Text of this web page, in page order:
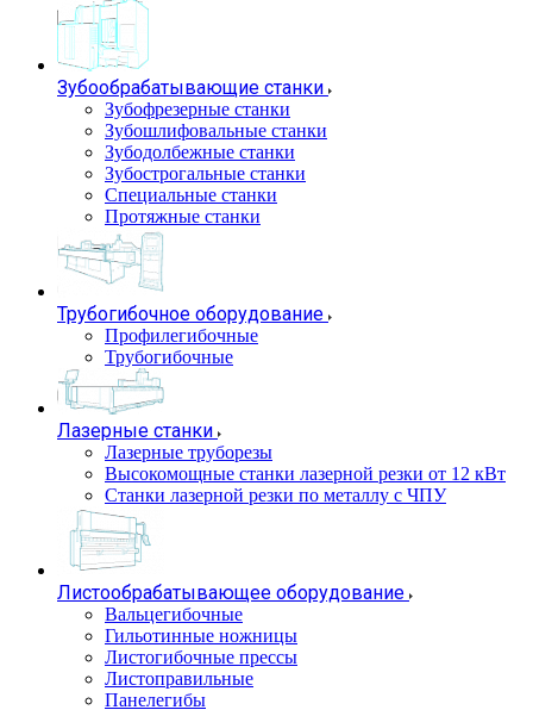
Зубообрабатывающие станки
Зубофрезерные станки
Зубошлифовальные станки
Зубодолбежные станки
Зубострогальные станки
Специальные станки
Протяжные станки
Трубогибочное оборудование
Профилегибочные
Трубогибочные
Лазерные станки
Лазерные труборезы
Высокомощные станки лазерной резки от 12 кВт
Станки лазерной резки по металлу с ЧПУ
Листообрабатывающее оборудование
Вальцегибочные
Гильотинные ножницы
Листогибочные прессы
Листоправильные
Панелегибы